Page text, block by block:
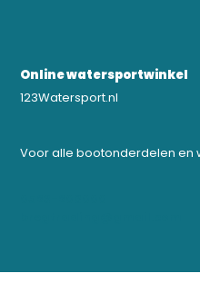
Online watersportwinkel
123Watersport.nl
Voor alle bootonderdelen en